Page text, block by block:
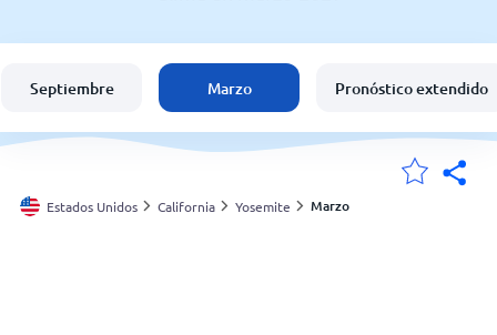
España
Argentina
Septiembre Marzo Pronóstico extendido
Estados Unidos California Yosemite Marzo